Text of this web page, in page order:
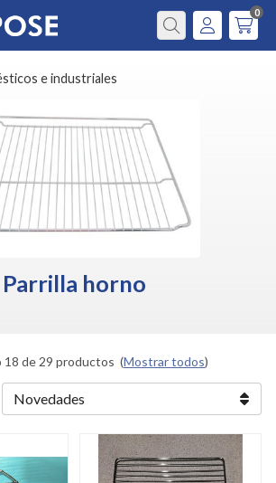
Buscar
0
e industriales
Parrilla horno
de 29 productos (Mostrar todos)